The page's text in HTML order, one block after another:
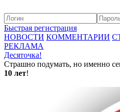
Быстрая регистрация
НОВОСТИ КОММЕНТАРИИ
РЕКЛАМА
Десяточка!
Страшно подумать, но именно
10 лет!